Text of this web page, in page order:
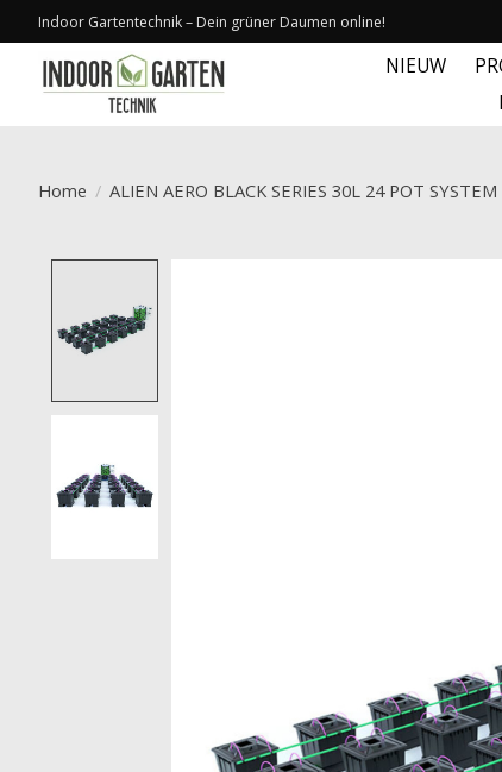
Indoor Gartentechnik – Dein grüner Daumen online!
NIEUW
Home / ALIEN AERO BLACK SERIES 30L 24 POT SYSTEM